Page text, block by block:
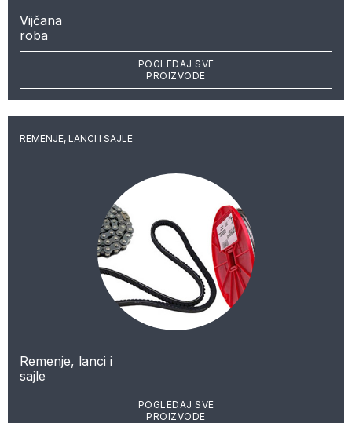
Vijčana
roba
POGLEDAJ SVE
PROIZVODE
REMENJE, LANCI I SAJLE
Remenje, lanci i
sajle
POGLEDAJ SVE
PROIZVODE